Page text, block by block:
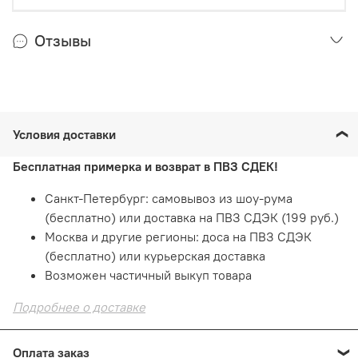
Отзывы
Условия доставки
Бесплатная примерка и возврат в ПВЗ СДЕК!
Санкт-Петербург: самовывоз из шоу-рума
(бесплатно) или доставка на ПВЗ СДЭК (199 руб.)
Москва и другие регионы: доса на ПВЗ СДЭК
(бесплатно) или курьерская доставка
Возможен частичный выкуп товара
Подробнее о доставке
Оплата заказ